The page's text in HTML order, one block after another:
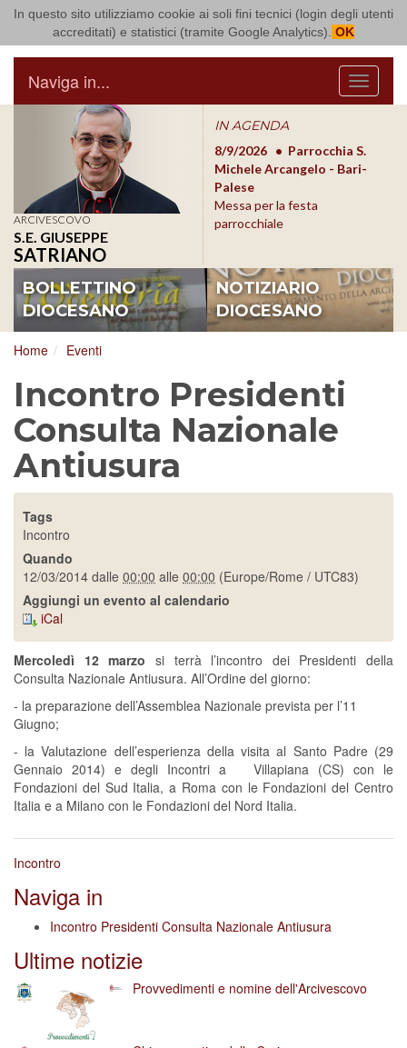
In questo sito utilizziamo cookie ai soli fini tecnici (login degli utenti
accreditati) e statistici (tramite Google Analytics). OK
Arcidiocesi di Bari Bitonto
Menu
Naviga in...
ARCIVESCOVO
S.E. GIUSEPPE
SATRIANO
IN AGENDA
8/17/2026
Conversano
Conferenza Episcopale
Pugliese
8/9/2026
Parrocchia S.
Michele Arcangelo - Bari-
Palese
Messa per la festa
parrocchiale
BOLLETTINO
DIOCESANO
NOTIZIARIO
DIOCESANO
Home Eventi
Incontro Presidenti
Consulta Nazionale
Antiusura
Tags
Incontro
Quando
12/03/2014 dalle 00:00 alle 00:00 (Europe/Rome / UTC83)
Aggiungi un evento al calendario
iCal
Mercoledì 12 marzo si terrà l’incontro dei Presidenti della
Consulta Nazionale Antiusura. All’Ordine del giorno:
- la preparazione dell’Assemblea Nazionale prevista per l’11
Giugno;
- la Valutazione dell’esperienza della visita al Santo Padre (29
Gennaio 2014) e degli Incontri a Villapiana (CS) con le
Fondazioni del Sud Italia, a Roma con le Fondazioni del Centro
Italia e a Milano con le Fondazioni del Nord Italia.
Incontro
Naviga in
Incontro Presidenti Consulta Nazionale Antiusura
Ultime notizie
Provvedimenti e nomine dell'Arcivescovo